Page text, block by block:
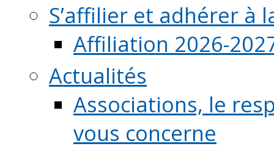
S’affilier et adhérer à
Affiliation 2026-
Actualités
Associations, le
vous concerne